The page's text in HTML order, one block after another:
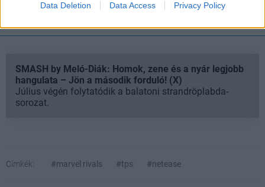
Data Deletion Data Access Privacy Policy
Megnézem
SMASH by Meló-Diák: Homok, zene és a nyár legjobb
hangulata – Jön a második forduló! (X)
Július végén folytatódik a balatoni strandröplabda-
sorozat.
Címkék: #marvel rivals #tps #netease